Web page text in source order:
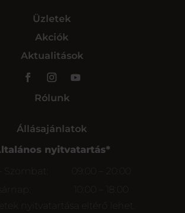
Üzletek
Akciók
Aktualitások
Rólunk
Állásajánlatok
nyitvatartás*
Szombat:
09:00 – 20:00
nyitvatartása eltérő lehet.